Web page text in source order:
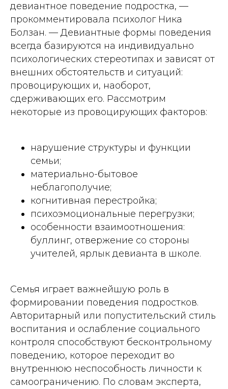
девиантное поведение подростка, —
прокомментировала психолог Ника
Болзан. — Девиантные формы поведения
всегда базируются на индивидуально
психологических стереотипах и зависят от
внешних обстоятельств и ситуаций:
провоцирующих и, наоборот,
сдерживающих его. Рассмотрим
некоторые из провоцирующих факторов:
нарушение структуры и функции
семьи;
материально-бытовое
неблагополучие;
когнитивная перестройка;
психоэмоциональные перегрузки;
особенности взаимоотношения:
буллинг, отвержение со стороны
учителей, ярлык девианта в школе.
Семья играет важнейшую роль в
формировании поведения подростков.
Авторитарный или попустительский стиль
воспитания и ослабление социального
контроля способствуют бесконтрольному
поведению, которое переходит во
внутреннюю неспособность личности к
самоограничению. По словам эксперта,